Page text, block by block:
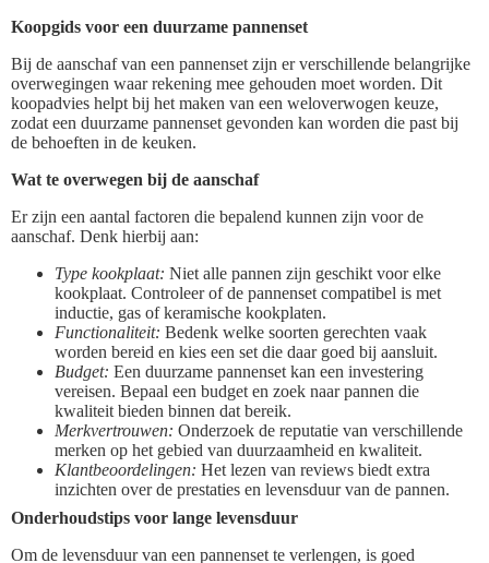
Koopgids voor een duurzame pannenset
Bij de aanschaf van een pannenset zijn er verschillende belangrijke
overwegingen waar rekening mee gehouden moet worden. Dit
koopadvies helpt bij het maken van een weloverwogen keuze,
zodat een duurzame pannenset gevonden kan worden die past bij
de behoeften in de keuken.
Wat te overwegen bij de aanschaf
Er zijn een aantal factoren die bepalend kunnen zijn voor de
aanschaf. Denk hierbij aan:
Type kookplaat: Niet alle pannen zijn geschikt voor elke
kookplaat. Controleer of de pannenset compatibel is met
inductie, gas of keramische kookplaten.
Functionaliteit: Bedenk welke soorten gerechten vaak
worden bereid en kies een set die daar goed bij aansluit.
Budget: Een duurzame pannenset kan een investering
vereisen. Bepaal een budget en zoek naar pannen die
kwaliteit bieden binnen dat bereik.
Merkvertrouwen: Onderzoek de reputatie van verschillende
merken op het gebied van duurzaamheid en kwaliteit.
Klantbeoordelingen: Het lezen van reviews biedt extra
inzichten over de prestaties en levensduur van de pannen.
Onderhoudstips voor lange levensduur
Om de levensduur van een pannenset te verlengen, is goed